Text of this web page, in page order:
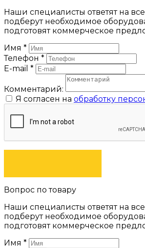
Наши специалисты ответят на
подберут необходимое
подготовят коммерческое
Имя *
Телефон *
E-mail *
Комментарий:
Я согласен на обработку
Вопрос по товару
Наши специалисты ответят на
подберут необходимое
подготовят коммерческое
Имя *